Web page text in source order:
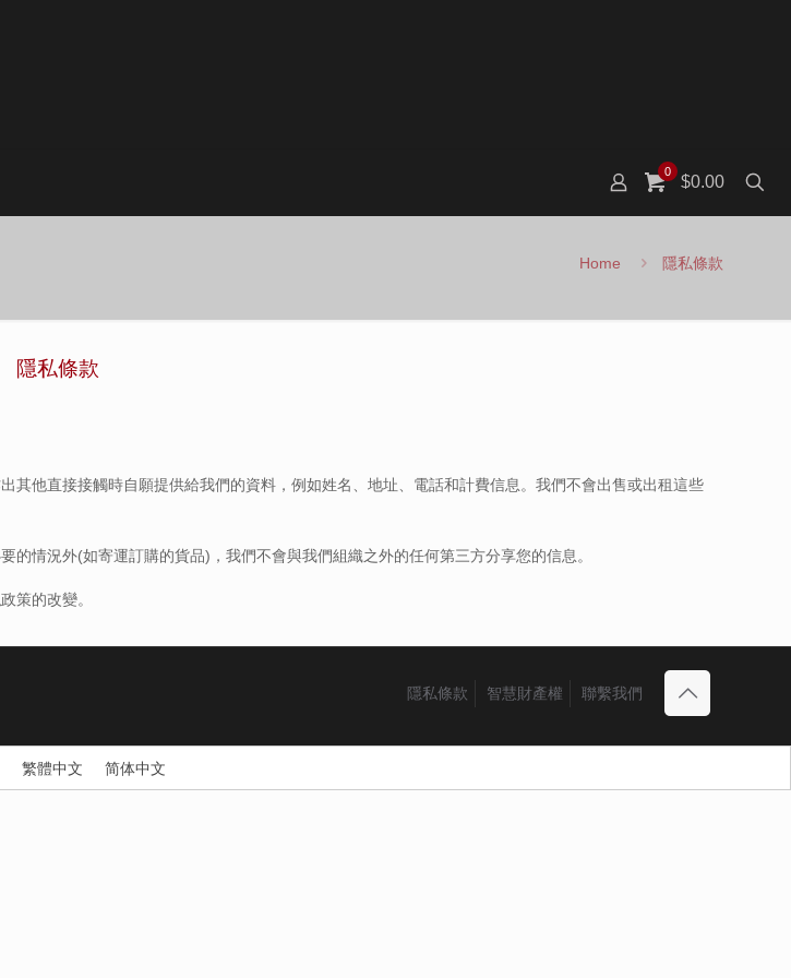
0
$0.00
Home 隱私條款
隱私條款
他直接接觸時自願提供給我們的資料，例如姓名、地址、電話和計費信息。我們不會出售或出租這些
情況外(如寄運訂購的貨品)，我們不會與我們組織之外的任何第三方分享您的信息。
策的改變。
隱私條款 智慧財產權 聯繫我們
繁體中文 简体中文